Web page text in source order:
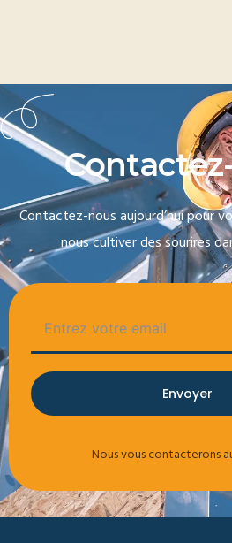
Contactez
Contactez-nous aujourd’hui pour
nous cultiver des sourires
Envoyer
Nous vous contacterons